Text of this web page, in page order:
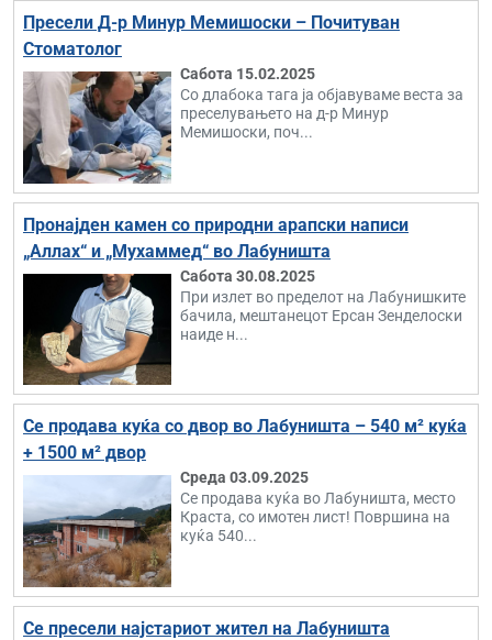
Пресели Д-р Минур Мемишоски – Почитуван
Стоматолог
Сабота 15.02.2025
Со длабока тага ја објавуваме веста за
преселувањето на д-р Минур
Мемишоски, поч...
Пронајден камен со природни арапски написи
„Аллах“ и „Мухаммед“ во Лабуништа
Сабота 30.08.2025
При излет во пределот на Лабунишките
бачила, мештанецот Ерсан Зенделоски
наиде н...
Се продава куќа со двор во Лабуништа – 540 м² куќа
+ 1500 м² двор
Среда 03.09.2025
Се продава куќа во Лабуништа, место
Краста, со имотен лист! Површина на
куќа 540...
Се пресели најстариот жител на Лабуништа